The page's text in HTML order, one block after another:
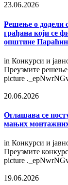
23.06.2026
Решење o додели
грађана који се
општине Параћин
in Конкурси и
Преузмите
picture
20.06.2026
Оглашава се
мањих монтажних
in Конкурси и
Преузмите
picture
19.06.2026